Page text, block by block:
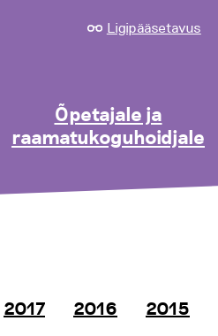
Ligipääsetavus
Õpetajale ja
raamatukoguhoidjale
2017 2016 2015